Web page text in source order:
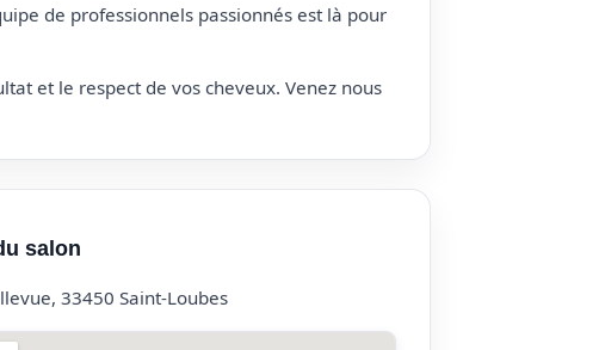
de professionnels passionnés est là pour
et le respect de vos cheveux. Venez nous
salon
33450 Saint-Loubes